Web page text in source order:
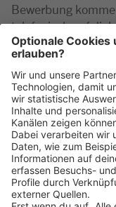
Bewerbung
telefonisch auf
Bei Rückfragen zu
telefonisch an die